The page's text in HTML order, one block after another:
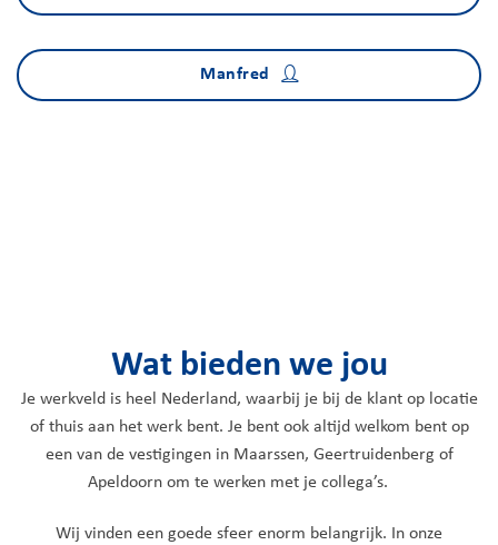
Manfred
Wat bieden we jou
Je werkveld is heel Nederland, waarbij je bij de klant op locatie
of thuis aan het werk bent. Je bent ook altijd welkom bent op
een van de vestigingen in Maarssen, Geertruidenberg of
Apeldoorn om te werken met je collega’s.
Wij vinden een goede sfeer enorm belangrijk. In onze